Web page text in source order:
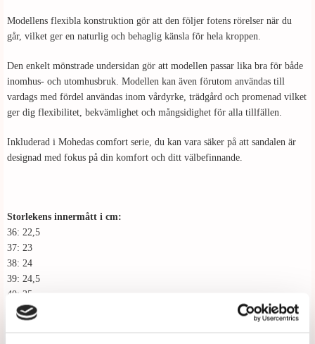
Modellens flexibla konstruktion gör att den följer fotens rörelser när du
går, vilket ger en naturlig och behaglig känsla för hela kroppen.
Den enkelt mönstrade undersidan gör att modellen passar lika bra för både
inomhus- och utomhusbruk. Modellen kan även förutom användas till
vardags med fördel användas inom vårdyrke, trädgård och promenad vilket
ger dig flexibilitet, bekvämlighet och mångsidighet för alla tillfällen.
Inkluderad i Mohedas comfort serie, du kan vara säker på att sandalen är
designad med fokus på din komfort och ditt välbefinnande.
Storlekens innermått i cm:
36: 22,5
37: 23
38: 24
39: 24,5
40: 25
41: 26